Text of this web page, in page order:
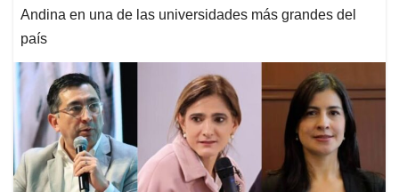
Andina en una de las universidades más grandes del
país